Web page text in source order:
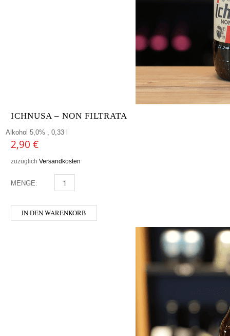
ICHNUSA – NON FILTRATA
Alkohol 5,0% , 0,33 l
2,90 €
zuzüglich Versandkosten
MENGE: ICHNUSA - NON FILTRATA MENGE
IN DEN WARENKORB